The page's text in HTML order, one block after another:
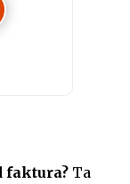
faktura? Ta